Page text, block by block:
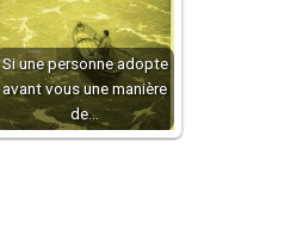
Si une personne adopte
avant vous une manière
de…